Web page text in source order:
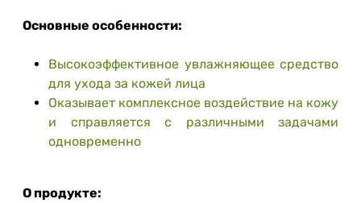
Основные особенности:
Высокоэффективное увлажняющее средство
для ухода за кожей лица
Оказывает комплексное воздействие на кожу
и справляется с различными задачами
одновременно
О продукте: